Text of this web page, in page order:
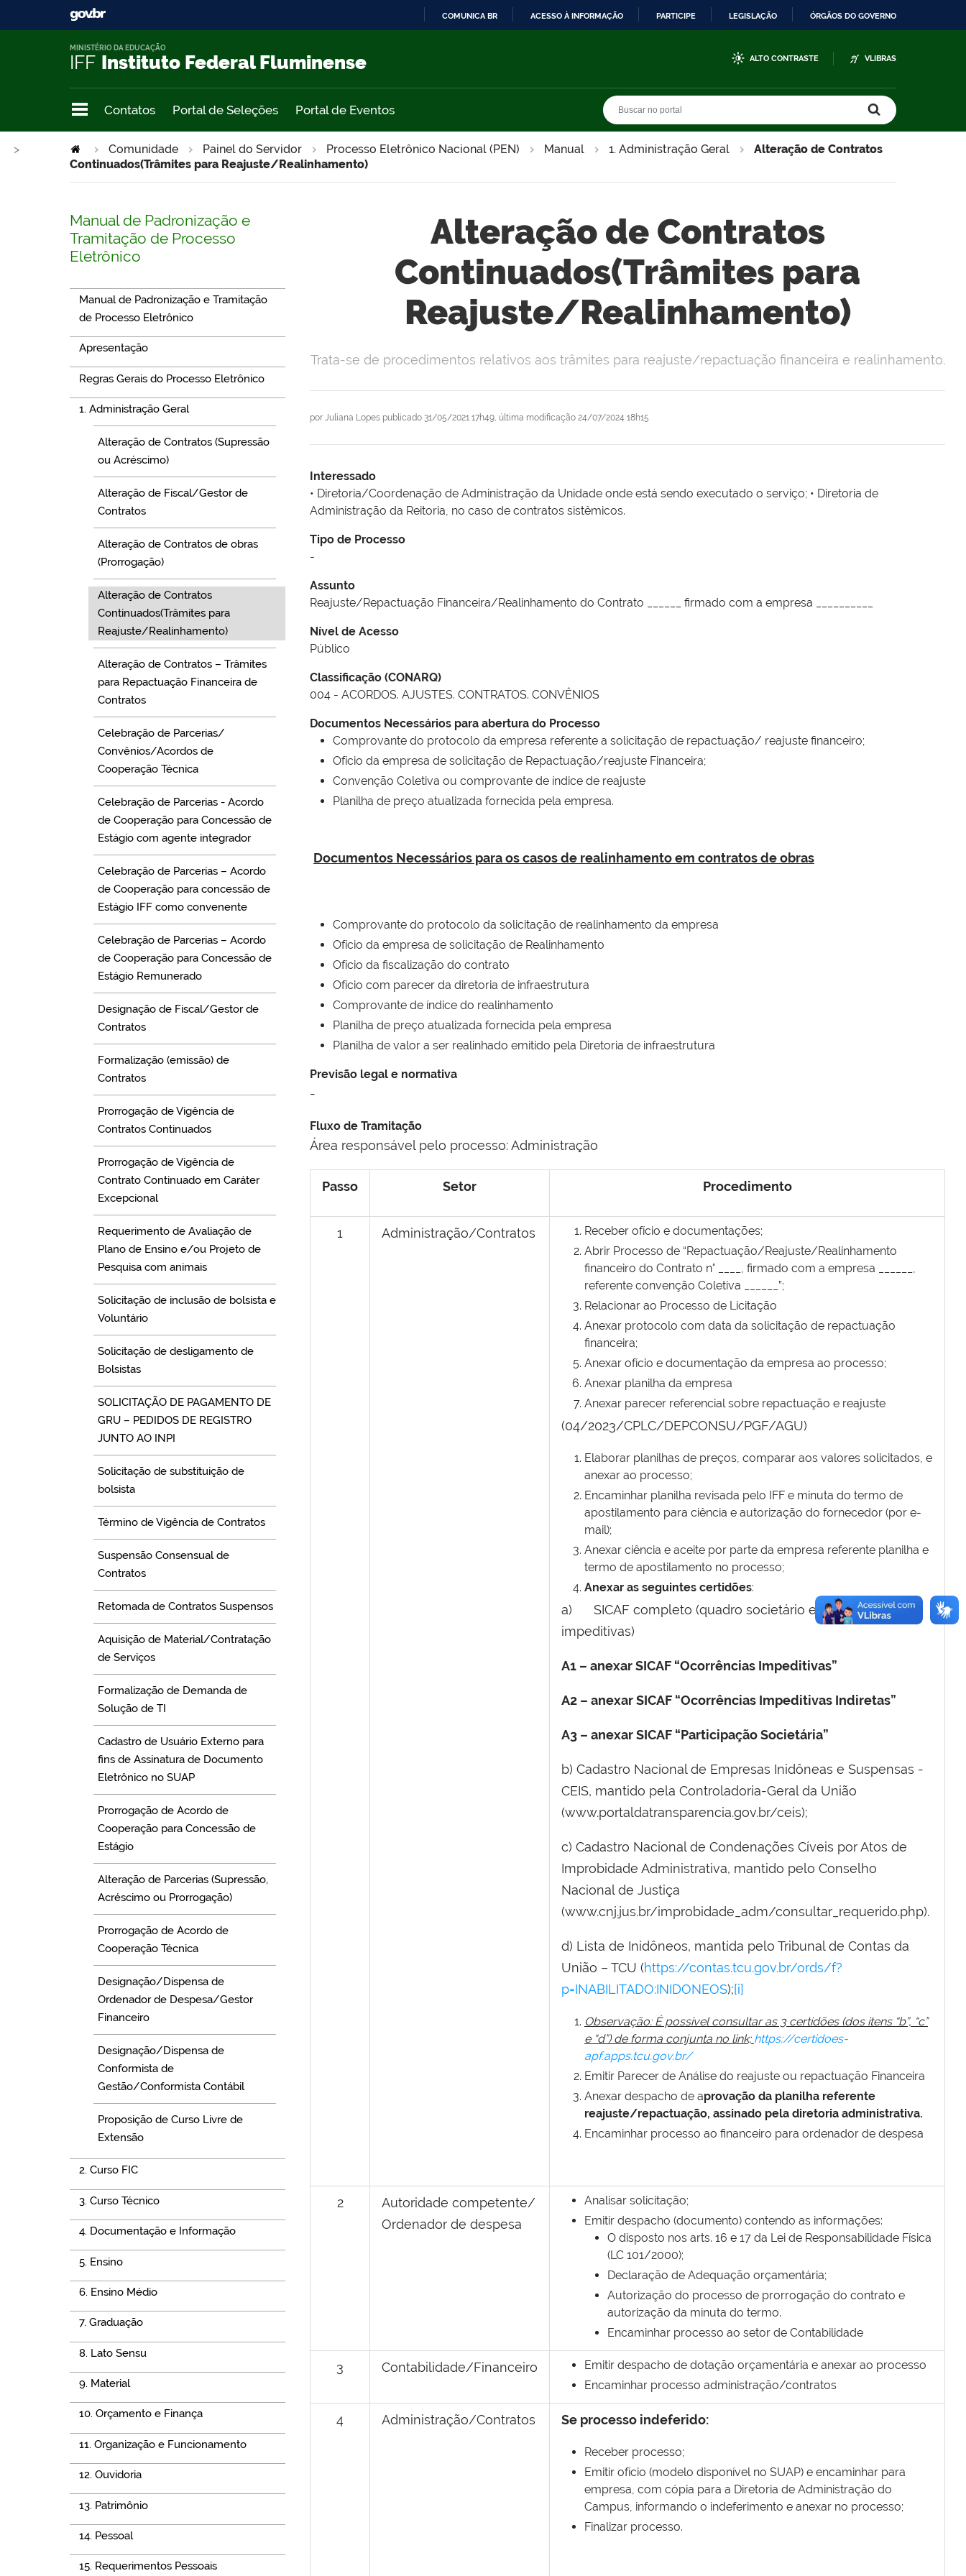
COMUNICA BR ACESSO À INFORMAÇÃO PARTICIPE LEGISLAÇÃO ÓRGÃOS DO GOVERNO
IFF Instituto Federal Fluminense
MINISTÉRIO DA EDUCAÇÃO
ALTO CONTRASTE VLIBRAS
Contatos Portal de Seleções Portal de Eventos
Comunidade Painel do Servidor Processo Eletrônico Nacional (PEN) Manual 1. Administração Geral
>
Alteração de Contratos
Continuados(Trâmites para Reajuste/Realinhamento)
Manual de Padronização e
Tramitação de Processo
Eletrônico
Manual de Padronização e Tramitação
de Processo Eletrônico
Apresentação
Regras Gerais do Processo Eletrônico
1. Administração Geral
Alteração de Contratos (Supressão
ou Acréscimo)
Alteração de Fiscal/Gestor de
Contratos
Alteração de Contratos de obras
(Prorrogação)
Alteração de Contratos
Continuados(Trâmites para
Reajuste/Realinhamento)
Alteração de Contratos – Trâmites
para Repactuação Financeira de
Contratos
Celebração de Parcerias/
Convênios/Acordos de
Cooperação Técnica
Celebração de Parcerias - Acordo
de Cooperação para Concessão de
Estágio com agente integrador
Celebração de Parcerias – Acordo
de Cooperação para concessão de
Estágio IFF como convenente
Celebração de Parcerias – Acordo
de Cooperação para Concessão de
Estágio Remunerado
Designação de Fiscal/Gestor de
Contratos
Formalização (emissão) de
Contratos
Prorrogação de Vigência de
Contratos Continuados
Prorrogação de Vigência de
Contrato Continuado em Caráter
Excepcional
Requerimento de Avaliação de
Plano de Ensino e/ou Projeto de
Pesquisa com animais
Solicitação de inclusão de bolsista e
Voluntário
Solicitação de desligamento de
Bolsistas
SOLICITAÇÃO DE PAGAMENTO DE
GRU – PEDIDOS DE REGISTRO
JUNTO AO INPI
Solicitação de substituição de
bolsista
Término de Vigência de Contratos
Suspensão Consensual de
Contratos
Retomada de Contratos Suspensos
Aquisição de Material/Contratação
de Serviços
Formalização de Demanda de
Solução de TI
Cadastro de Usuário Externo para
fins de Assinatura de Documento
Eletrônico no SUAP
Prorrogação de Acordo de
Cooperação para Concessão de
Estágio
Alteração de Parcerias (Supressão,
Acréscimo ou Prorrogação)
Prorrogação de Acordo de
Cooperação Técnica
Designação/Dispensa de
Ordenador de Despesa/Gestor
Financeiro
Designação/Dispensa de
Conformista de
Gestão/Conformista Contábil
Proposição de Curso Livre de
Extensão
2. Curso FIC
3. Curso Técnico
4. Documentação e Informação
5. Ensino
6. Ensino Médio
7. Graduação
8. Lato Sensu
9. Material
10. Orçamento e Finança
11. Organização e Funcionamento
12. Ouvidoria
13. Patrimônio
14. Pessoal
15. Requerimentos Pessoais
Alteração de Contratos
Continuados(Trâmites para
Reajuste/Realinhamento)
por Juliana Lopes publicado 31/05/2021 17h49, última modificação 24/07/2024 18h15
Trata-se de procedimentos relativos aos trâmites para reajuste/repactuação financeira e realinhamento.
Interessado
• Diretoria/Coordenação de Administração da Unidade onde está sendo executado o serviço; • Diretoria de
Administração da Reitoria, no caso de contratos sistêmicos.
Tipo de Processo
-
Assunto
Reajuste/Repactuação Financeira/Realinhamento do Contrato ______ firmado com a empresa __________
Nível de Acesso
Público
Classificação (CONARQ)
004 - ACORDOS. AJUSTES. CONTRATOS. CONVÊNIOS
Documentos Necessários para abertura do Processo
Comprovante do protocolo da empresa referente a solicitação de repactuação/ reajuste financeiro;
Ofício da empresa de solicitação de Repactuação/reajuste Financeira;
Convenção Coletiva ou comprovante de índice de reajuste
Planilha de preço atualizada fornecida pela empresa.
Documentos Necessários para os casos de realinhamento em contratos de obras
Comprovante do protocolo da solicitação de realinhamento da empresa
Ofício da empresa de solicitação de Realinhamento
Ofício da fiscalização do contrato
Ofício com parecer da diretoria de infraestrutura
Comprovante de índice do realinhamento
Planilha de preço atualizada fornecida pela empresa
Planilha de valor a ser realinhado emitido pela Diretoria de infraestrutura
Previsão legal e normativa
-
Fluxo de Tramitação
Área responsável pelo processo: Administração
Passo Setor Procedimento
1 Administração/Contratos
Receber ofício e documentações;
Abrir Processo de “Repactuação/Reajuste/Realinhamento
financeiro do Contrato n° ____, firmado com a empresa ______,
referente convenção Coletiva ______”;
Relacionar ao Processo de Licitação
Anexar protocolo com data da solicitação de repactuação
financeira;
Anexar ofício e documentação da empresa ao processo;
Anexar planilha da empresa
Anexar parecer referencial sobre repactuação e reajuste
(04/2023/CPLC/DEPCONSU/PGF/AGU)
Elaborar planilhas de preços, comparar aos valores solicitados, e
anexar ao processo;
Encaminhar planilha revisada pelo IFF e minuta do termo de
apostilamento para ciência e autorização do fornecedor (por e-
mail);
Anexar ciência e aceite por parte da empresa referente planilha e
termo de apostilamento no processo;
Anexar as seguintes certidões:
a) SICAF completo (quadro societário e ocorrências
impeditivas)
A1 – anexar SICAF “Ocorrências Impeditivas”
A2 – anexar SICAF “Ocorrências Impeditivas Indiretas”
A3 – anexar SICAF “Participação Societária”
b) Cadastro Nacional de Empresas Inidôneas e Suspensas -
CEIS, mantido pela Controladoria-Geral da União
(www.portaldatransparencia.gov.br/ceis);
c) Cadastro Nacional de Condenações Cíveis por Atos de
Improbidade Administrativa, mantido pelo Conselho
Nacional de Justiça
(www.cnj.jus.br/improbidade_adm/consultar_requerido.php).
d) Lista de Inidôneos, mantida pelo Tribunal de Contas da
União – TCU (https://contas.tcu.gov.br/ords/f?
p=INABILITADO:INIDONEOS);[i]
Observação: É possível consultar as 3 certidões (dos itens “b”, “c”
e “d”) de forma conjunta no link; https://certidoes-
apf.apps.tcu.gov.br/
Emitir Parecer de Análise do reajuste ou repactuação Financeira
Anexar despacho de aprovação da planilha referente
reajuste/repactuação, assinado pela diretoria administrativa.
Encaminhar processo ao financeiro para ordenador de despesa
2
Autoridade competente/
Ordenador de despesa
Analisar solicitação;
Emitir despacho (documento) contendo as informações:
O disposto nos arts. 16 e 17 da Lei de Responsabilidade Física
(LC 101/2000);
Declaração de Adequação orçamentária;
Autorização do processo de prorrogação do contrato e
autorização da minuta do termo.
Encaminhar processo ao setor de Contabilidade
3 Contabilidade/Financeiro
Emitir despacho de dotação orçamentária e anexar ao processo
Encaminhar processo administração/contratos
4 Administração/Contratos Se processo indeferido:
Receber processo;
Emitir ofício (modelo disponível no SUAP) e encaminhar para
empresa, com cópia para a Diretoria de Administração do
Campus, informando o indeferimento e anexar no processo;
Finalizar processo.